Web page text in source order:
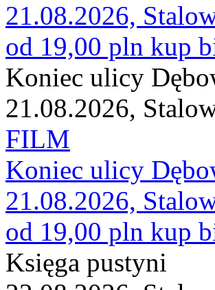
21.08.2026,
od 19,00 pln kup
Koniec ulicy
21.08.2026,
FILM
Koniec ulicy
21.08.2026,
od 19,00 pln kup
Księga pustyni